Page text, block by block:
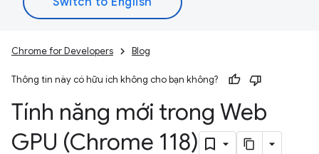
Chrome for Developers Blog
Thông tin này có hữu ích không cho bạn không?
Tính năng mới trong Web
GPU (Chrome 118)